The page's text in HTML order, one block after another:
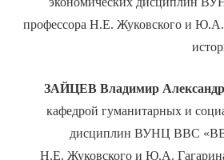
профессора Н.Е. Жуковского и Ю.А.
ЗАЙЦЕВВладимир
кафедрой гуманитарных и
дисциплин ВУНЦ ВВС
Н.Е. Жуковского и Ю.А.